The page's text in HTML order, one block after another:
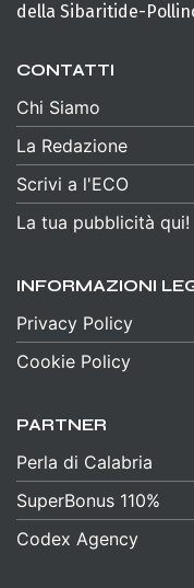
della Sibaritide-
CONTATTI
Chi Siamo
La Redazione
Scrivi a l'ECO
La tua pubblicità qui!
INFORMAZIONI
Privacy Policy
Cookie Policy
PARTNER
Perla di Calabria
SuperBonus 110%
Codex Agency